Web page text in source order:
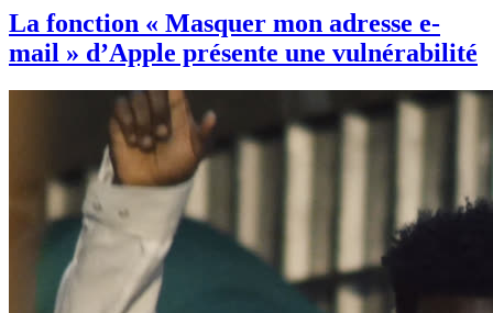
La fonction « Masquer mon adresse e-
mail » d’Apple présente une vulnérabilité